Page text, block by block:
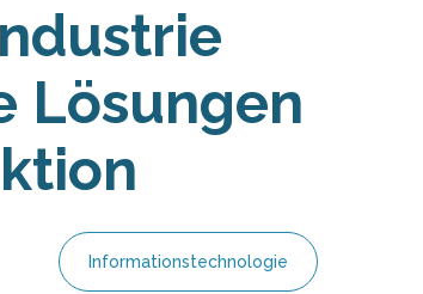
Lösungen
Informationstechnologie